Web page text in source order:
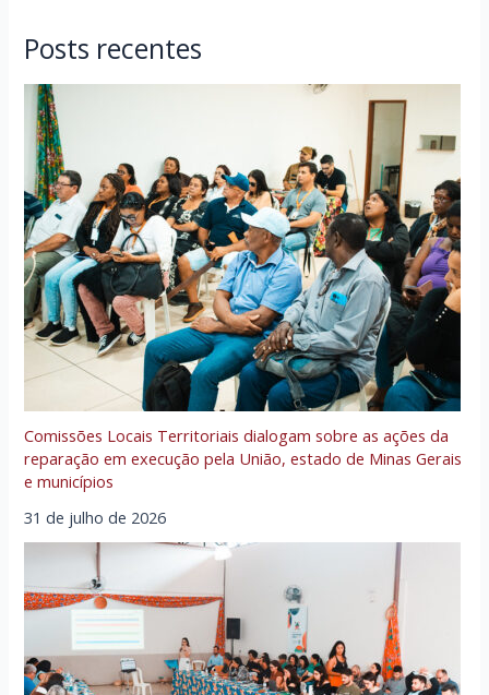
Posts recentes
Comissões Locais Territoriais dialogam sobre as ações da
reparação em execução pela União, estado de Minas Gerais
e municípios
31 de julho de 2026